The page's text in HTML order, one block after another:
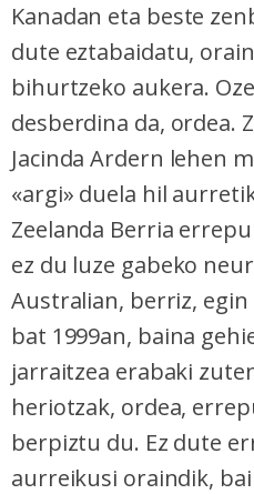
Kanadan eta beste
dute eztabaidatu,
bihurtzeko aukera.
desberdina da, ordea.
Jacinda Ardern lehen
«argi» duela hil
Zeelanda Berria
ez du luze gabeko
Australian, berriz,
bat 1999an, baina
jarraitzea erabaki
heriotzak, ordea,
berpiztu du. Ez dute
aurreikusi oraindik,